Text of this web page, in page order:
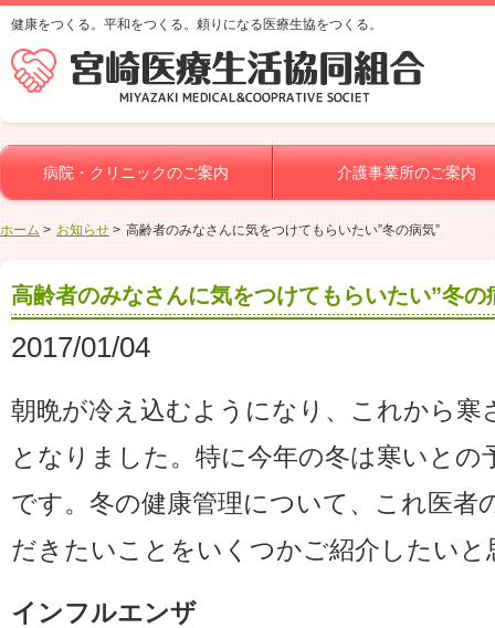
健康をつくる。平和をつくる。頼りになる医療生協をつくる。
病院・クリニックのご案内 介護事業所のご案内
ホーム お知らせ 高齢者のみなさんに気をつけてもらいたい”冬の病気”
高齢者のみなさんに気をつけてもらいたい”冬の
2017/01/04
朝晩が冷え込むようになり、これから寒
となりました。特に今年の冬は寒いとの
です。冬の健康管理について、これ医者
だきたいことをいくつかご紹介したいと
インフルエンザ